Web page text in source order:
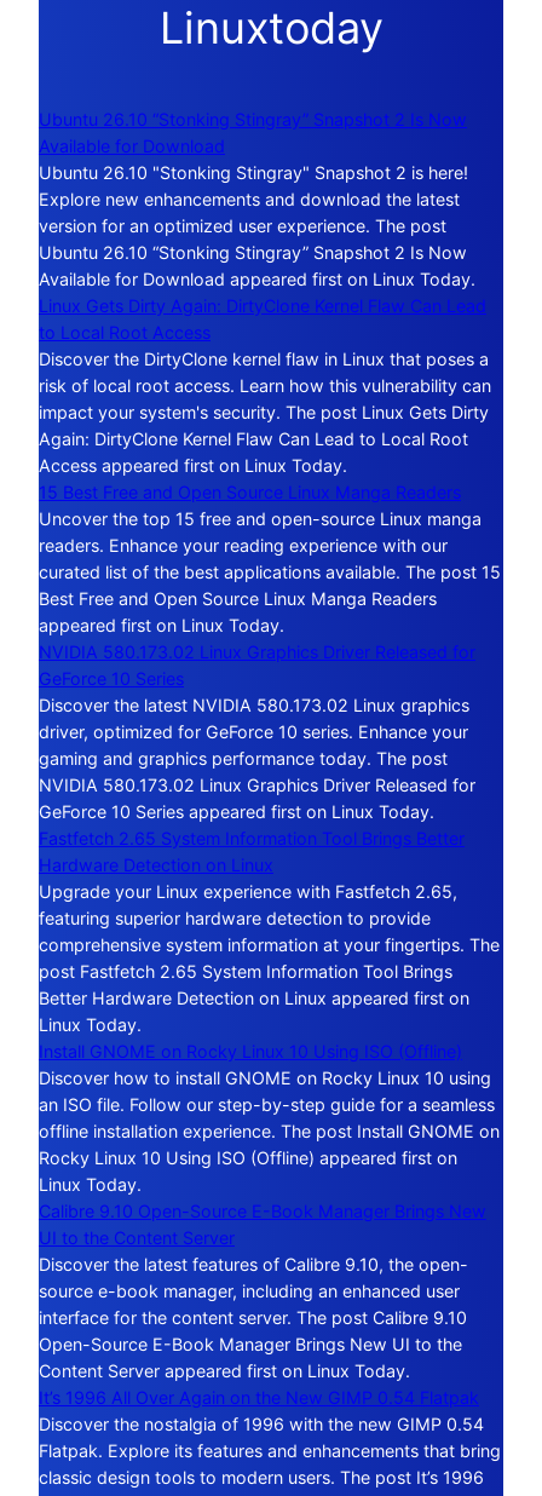
Linuxtoday
Ubuntu 26.10 “Stonking Stingray” Snapshot 2 Is Now
Available for Download
Ubuntu 26.10 "Stonking Stingray" Snapshot 2 is here!
Explore new enhancements and download the latest
version for an optimized user experience. The post
Ubuntu 26.10 “Stonking Stingray” Snapshot 2 Is Now
Available for Download appeared first on Linux Today.
Linux Gets Dirty Again: DirtyClone Kernel Flaw Can Lead
to Local Root Access
Discover the DirtyClone kernel flaw in Linux that poses a
risk of local root access. Learn how this vulnerability can
impact your system's security. The post Linux Gets Dirty
Again: DirtyClone Kernel Flaw Can Lead to Local Root
Access appeared first on Linux Today.
15 Best Free and Open Source Linux Manga Readers
Uncover the top 15 free and open-source Linux manga
readers. Enhance your reading experience with our
curated list of the best applications available. The post 15
Best Free and Open Source Linux Manga Readers
appeared first on Linux Today.
NVIDIA 580.173.02 Linux Graphics Driver Released for
GeForce 10 Series
Discover the latest NVIDIA 580.173.02 Linux graphics
driver, optimized for GeForce 10 series. Enhance your
gaming and graphics performance today. The post
NVIDIA 580.173.02 Linux Graphics Driver Released for
GeForce 10 Series appeared first on Linux Today.
Fastfetch 2.65 System Information Tool Brings Better
Hardware Detection on Linux
Upgrade your Linux experience with Fastfetch 2.65,
featuring superior hardware detection to provide
comprehensive system information at your fingertips. The
post Fastfetch 2.65 System Information Tool Brings
Better Hardware Detection on Linux appeared first on
Linux Today.
Install GNOME on Rocky Linux 10 Using ISO (Offline)
Discover how to install GNOME on Rocky Linux 10 using
an ISO file. Follow our step-by-step guide for a seamless
offline installation experience. The post Install GNOME on
Rocky Linux 10 Using ISO (Offline) appeared first on
Linux Today.
Calibre 9.10 Open-Source E-Book Manager Brings New
UI to the Content Server
Discover the latest features of Calibre 9.10, the open-
source e-book manager, including an enhanced user
interface for the content server. The post Calibre 9.10
Open-Source E-Book Manager Brings New UI to the
Content Server appeared first on Linux Today.
It’s 1996 All Over Again on the New GIMP 0.54 Flatpak
Discover the nostalgia of 1996 with the new GIMP 0.54
Flatpak. Explore its features and enhancements that bring
classic design tools to modern users. The post It’s 1996